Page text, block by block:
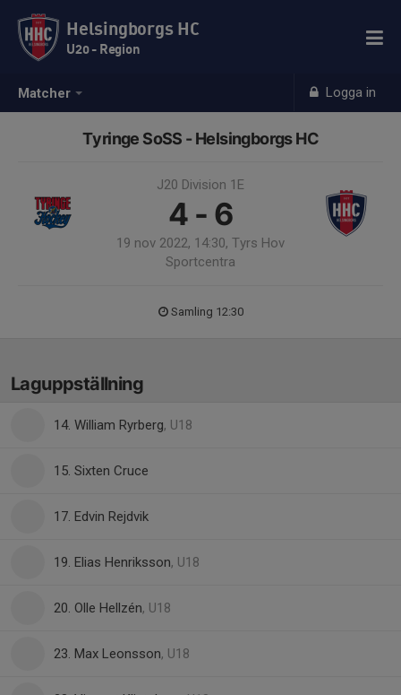
Matcher Logga in
Helsingborgs HC
U20 - Region
Tyringe SoSS - Helsingborgs HC
J20 Division 1E
4 - 6
19 nov 2022, 14:30, Tyrs Hov
Sportcentra
Samling 12:30
Laguppställning
14. William Ryrberg, U18
15. Sixten Cruce
17. Edvin Rejdvik
19. Elias Henriksson, U18
20. Olle Hellzén, U18
23. Max Leonsson, U18